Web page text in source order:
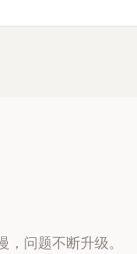
问题不断升级。